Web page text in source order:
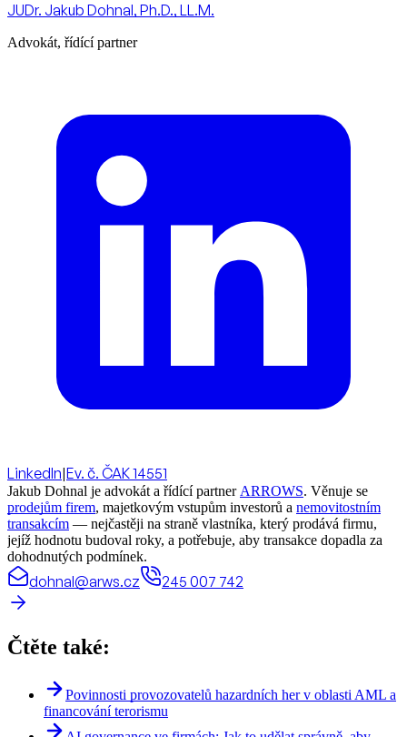
JUDr. Jakub Dohnal, Ph.D., LL.M.
Advokát, řídící partner
LinkedIn|Ev. č. ČAK 14551
Jakub Dohnal je advokát a řídící partner ARROWS. Věnuje se
prodejům firem, majetkovým vstupům investorů a nemovitostním
transakcím — nejčastěji na straně vlastníka, který prodává firmu,
jejíž hodnotu budoval roky, a potřebuje, aby transakce dopadla za
dohodnutých podmínek.
dohnal@arws.cz 245 007 742
Čtěte také:
Povinnosti provozovatelů hazardních her v oblasti AML a
financování terorismu